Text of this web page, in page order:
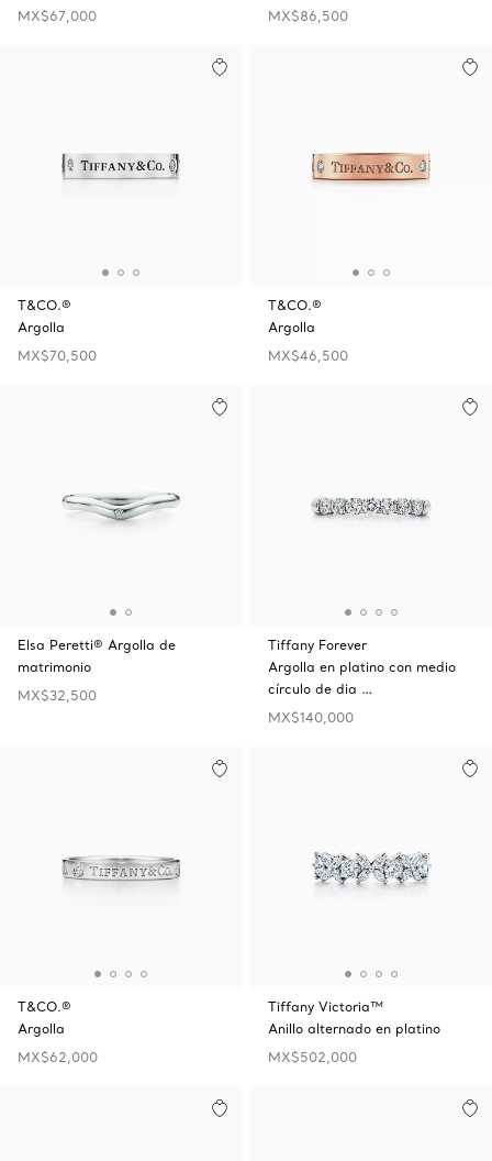
MX$67,000 MX$86,500
T&CO.®
Argolla
MX$70,500
T&CO.®
Argolla
MX$46,500
Elsa Peretti® Argolla de
matrimonio
MX$32,500
Tiffany Forever
Argolla en platino con medio
círculo de dia …
MX$140,000
T&CO.®
Argolla
MX$62,000
Tiffany Victoria™
Anillo alternado en platino
MX$502,000